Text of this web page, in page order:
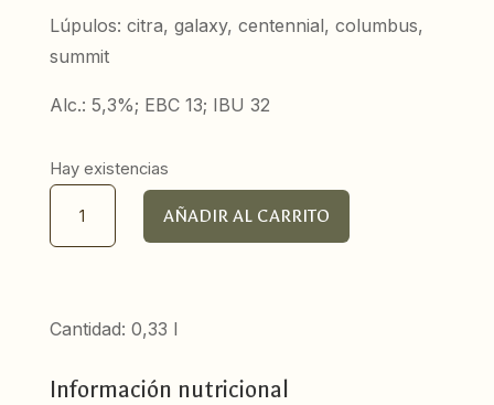
Lúpulos: citra, galaxy, centennial, columbus,
summit
Alc.: 5,3%; EBC 13; IBU 32
Hay existencias
Ale
AÑADIR AL CARRITO
Cantidad: 0,33 l
Información nutricional